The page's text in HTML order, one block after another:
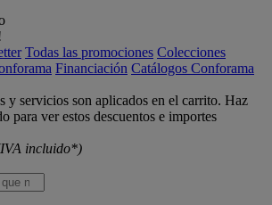
Todas las promociones Colecciones
Financiación Catálogos Conforama
y servicios son aplicados en el carrito. Haz
para ver estos descuentos e importes
incluido*)